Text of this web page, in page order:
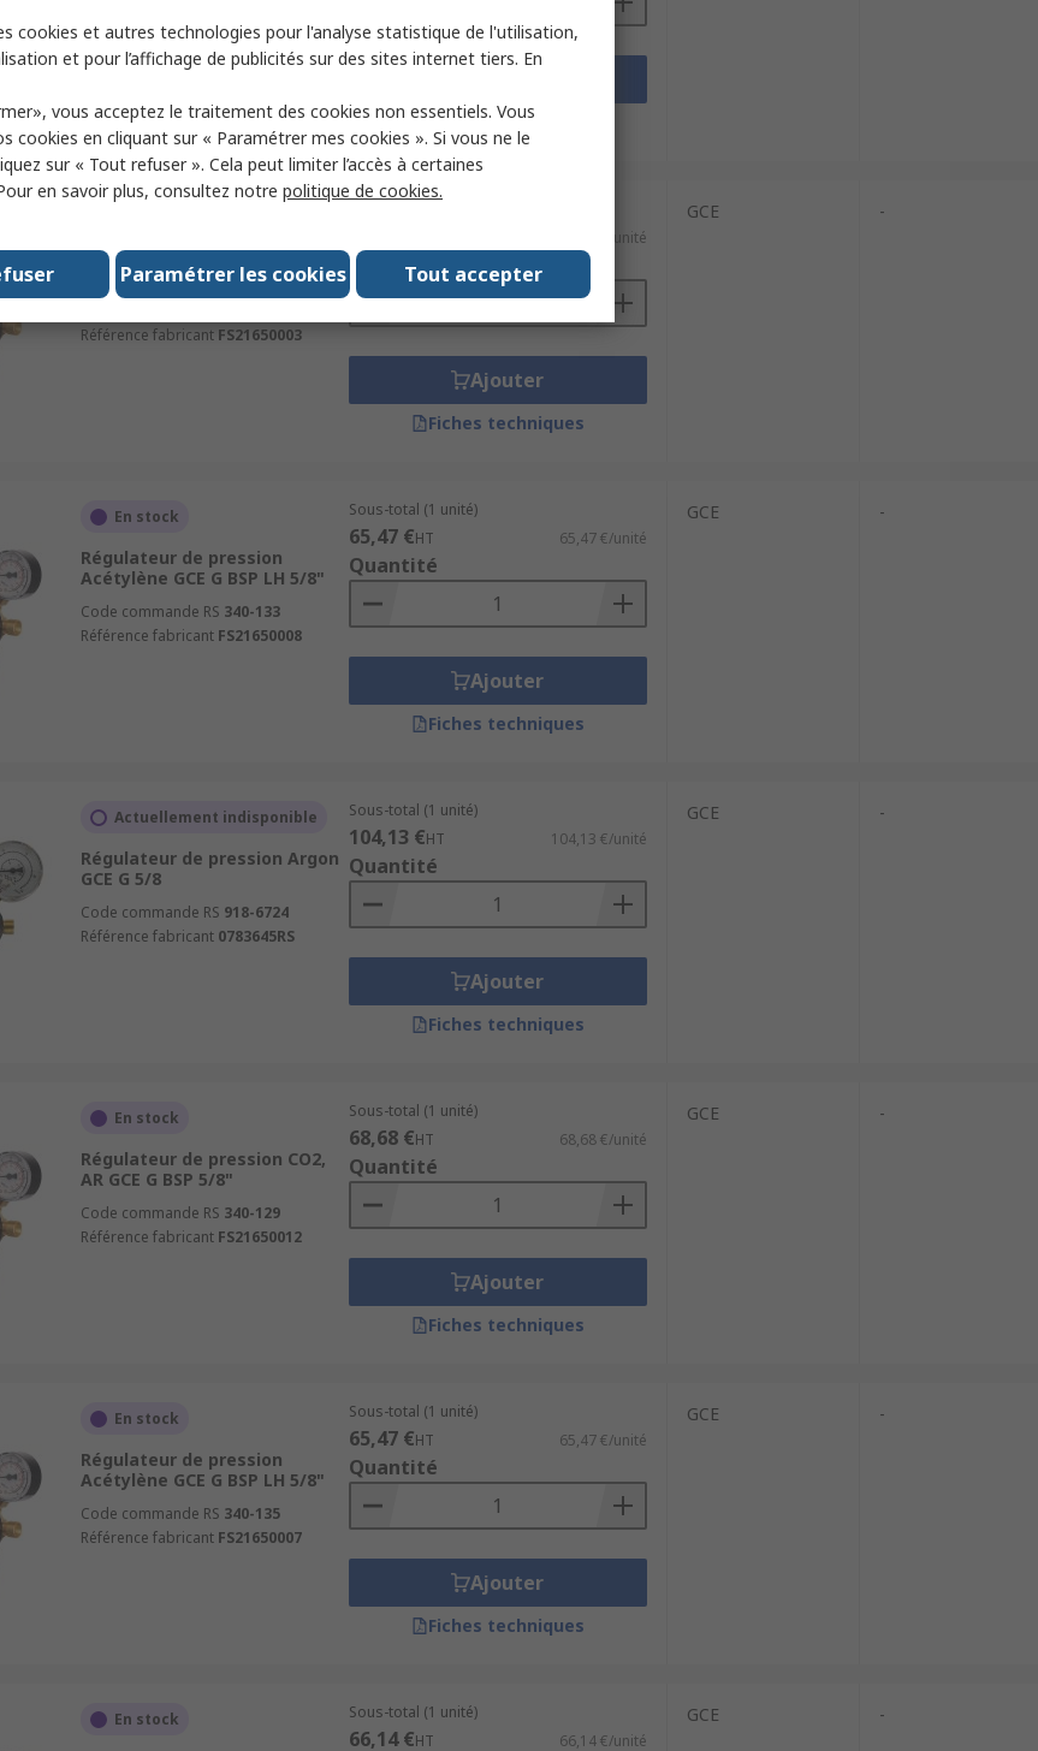
Fiches techniques
Régulateur de pression
Oxygène GCE G BSP 5/8"
Référence fabricant FS21650003
65,47 €/unité
Quantité
Ajouter
Fiches techniques
GCE -
En stock
Régulateur de pression
Acétylène GCE G BSP LH 5/8"
Code commande RS 340-133
Référence fabricant FS21650008
Sous-total (1 unité)
65,47 €HT 65,47 €/unité
Quantité
Ajouter
Fiches techniques
GCE -
Actuellement indisponible
Régulateur de pression Argon
GCE G 5/8
Code commande RS 918-6724
Référence fabricant 0783645RS
Sous-total (1 unité)
104,13 €HT 104,13 €/unité
Quantité
Ajouter
Fiches techniques
GCE -
En stock
Régulateur de pression CO2,
AR GCE G BSP 5/8"
Code commande RS 340-129
Référence fabricant FS21650012
Sous-total (1 unité)
68,68 €HT 68,68 €/unité
Quantité
Ajouter
Fiches techniques
GCE -
En stock
Régulateur de pression
Acétylène GCE G BSP LH 5/8"
Code commande RS 340-135
Référence fabricant FS21650007
Sous-total (1 unité)
65,47 €HT 65,47 €/unité
Quantité
Ajouter
Fiches techniques
GCE -
En stock Sous-total (1 unité)
66,14 €HT 66,14 €/unité
GCE -
cookies et autres technologies pour l'analyse statistique de l'utilisation,
et pour l’affichage de publicités sur des sites internet tiers. En
vous acceptez le traitement des cookies non essentiels. Vous
cookies en cliquant sur « Paramétrer mes cookies ». Si vous ne le
sur « Tout refuser ». Cela peut limiter l’accès à certaines
en savoir plus, consultez notre politique de cookies.
Tout accepter
Paramétrer les cookies